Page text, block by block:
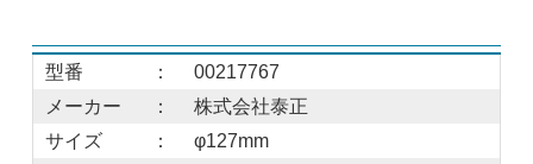
型番 ：
00217767
メーカー
：
株式会社泰正
サイズ
：
φ127mm